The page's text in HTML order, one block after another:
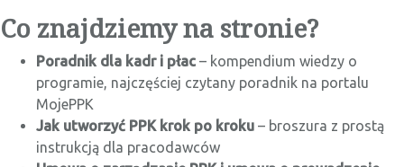
Co znajdziemy na stronie?
Poradnik dla kadr i płac – kompendium wiedzy o
programie, najczęściej czytany poradnik na portalu
MojePPK
Jak utworzyć PPK krok po kroku – broszura z prostą
instrukcją dla pracodawców